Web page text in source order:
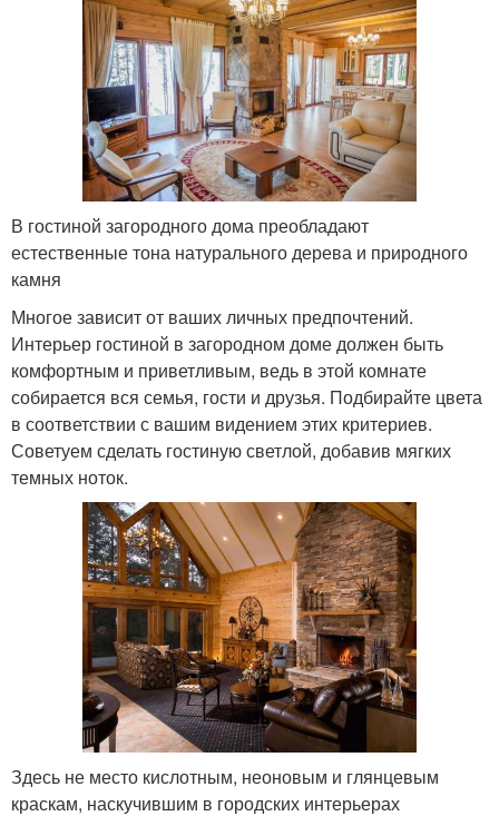
В гостиной загородного дома преобладают
естественные тона натурального дерева и природного
камня
Многое зависит от ваших личных предпочтений.
Интерьер гостиной в загородном доме должен быть
комфортным и приветливым, ведь в этой комнате
собирается вся семья, гости и друзья. Подбирайте цвета
в соответствии с вашим видением этих критериев.
Советуем сделать гостиную светлой, добавив мягких
темных ноток.
Здесь не место кислотным, неоновым и глянцевым
краскам, наскучившим в городских интерьерах